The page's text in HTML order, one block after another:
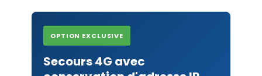
OPTION EXCLUSIVE
Secours 4G avec